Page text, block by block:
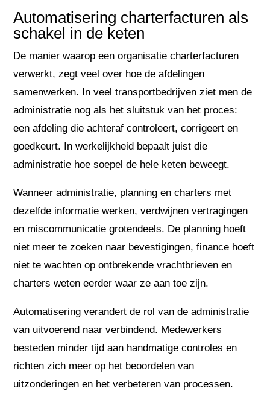
Automatisering charterfacturen als
schakel in de keten
De manier waarop een organisatie charterfacturen
verwerkt, zegt veel over hoe de afdelingen
samenwerken. In veel transportbedrijven ziet men de
administratie nog als het sluitstuk van het proces:
een afdeling die achteraf controleert, corrigeert en
goedkeurt. In werkelijkheid bepaalt juist die
administratie hoe soepel de hele keten beweegt.
Wanneer administratie, planning en charters met
dezelfde informatie werken, verdwijnen vertragingen
en miscommunicatie grotendeels. De planning hoeft
niet meer te zoeken naar bevestigingen, finance hoeft
niet te wachten op ontbrekende vrachtbrieven en
charters weten eerder waar ze aan toe zijn.
Automatisering verandert de rol van de administratie
van uitvoerend naar verbindend. Medewerkers
besteden minder tijd aan handmatige controles en
richten zich meer op het beoordelen van
uitzonderingen en het verbeteren van processen.